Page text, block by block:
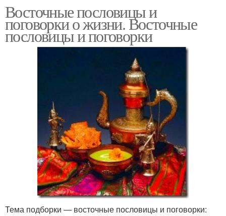
Восточные пословицы и
поговорки о жизни. Восточные
пословицы и поговорки
Тема подборки — восточные пословицы и поговорки: